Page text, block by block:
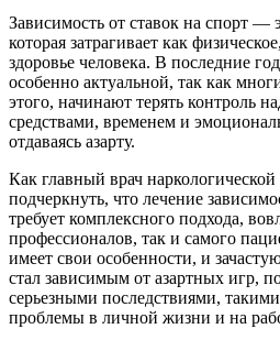
Зависимость от ставок на спорт —
которая затрагивает как
здоровье человека. В последние
особенно актуальной, так как
этого, начинают терять контроль
средствами, временем и
отдаваясь азарту.
Как главный врач
подчеркнуть, что лечение
требует комплексного подхода,
профессионалов, так и самого
имеет свои особенности, и
стал зависимым от азартных игр,
серьезными последствиями,
проблемы в личной жизни и на